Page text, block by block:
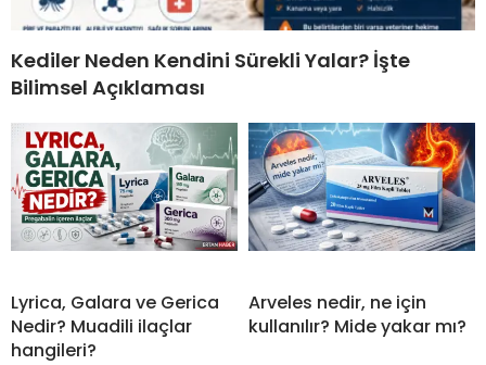
Kediler Neden Kendini Sürekli Yalar? İşte
Bilimsel Açıklaması
Lyrica, Galara ve Gerica
Nedir? Muadili ilaçlar
hangileri?
Arveles nedir, ne için
kullanılır? Mide yakar mı?